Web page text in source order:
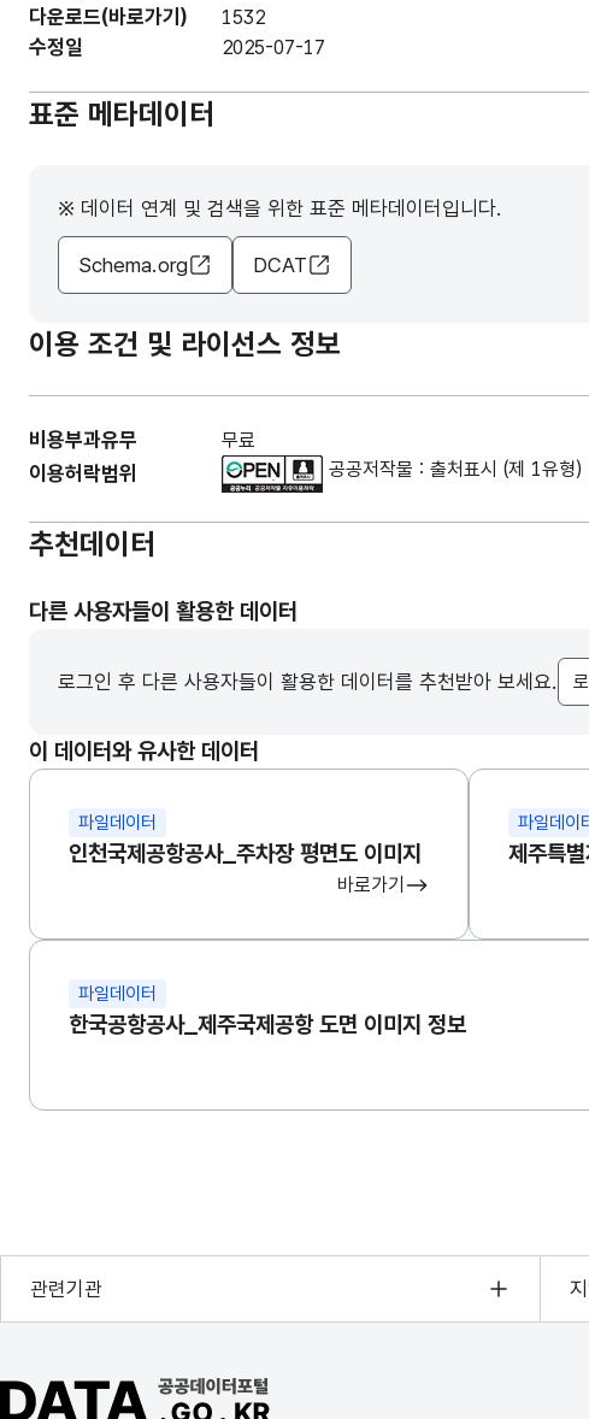
다운로드(바로가기) 1532
수정일 2025-07-17
표준 메타데이터
※ 데이터 연계 및 검색을 위한 표준 메타데이터입니다.
Schema.org DCAT
이용 조건 및 라이선스 정보
비용부과유무 무료
이용허락범위 공공저작물 : 출처표시 (제 1유형)
추천데이터
다른 사용자들이 활용한 데이터
로그인 후 다른 사용자들이 활용한 데이터를 추천받아 보세요.
이 데이터와 유사한 데이터
파일데이터
인천국제공항공사_주차장 평면도 이미지
바로가기
파일데이
파일데이터
한국공항공사_제주국제공항 도면 이미지 정보
관련기관
행정안전부
한국지능정보사회진흥원
서
경
공공데이터포털 바로가기